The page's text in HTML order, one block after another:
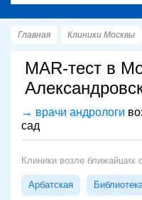
Главная Клиники Москвы
MAR-тест в
→ врачи андрологи
сад
Клиники возле ближайших
Арбатская